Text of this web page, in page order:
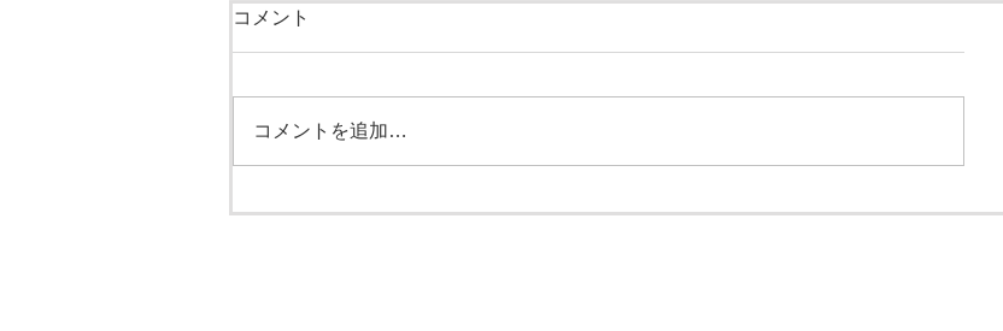
コメント
コメントを追加…